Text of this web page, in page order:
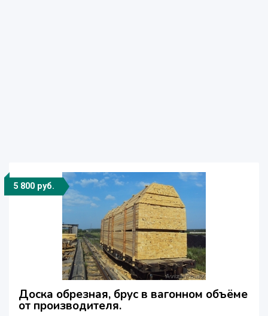
5 800 руб.
Доска обрезная, брус в вагонном объёме
от производителя.